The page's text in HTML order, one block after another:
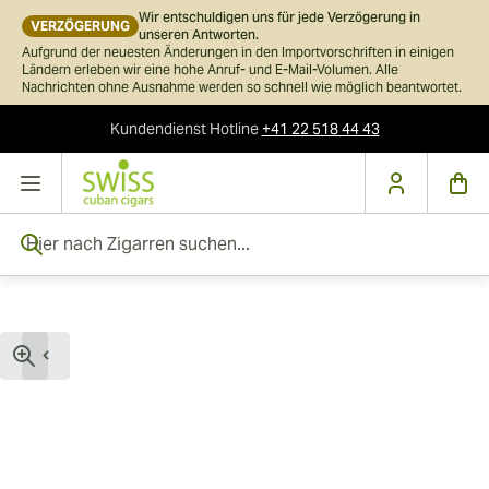
VERZÖGERUNG
Wir entschuldigen uns für jede Verzögerung in
unseren Antworten.
Aufgrund der neuesten Änderungen in den Importvorschriften in einigen
Ländern erleben wir eine hohe Anruf- und E-Mail-Volumen. Alle
Nachrichten ohne Ausnahme werden so schnell wie möglich beantwortet.
KundendienstHotline+41 22 518 44 43
Skip to Content